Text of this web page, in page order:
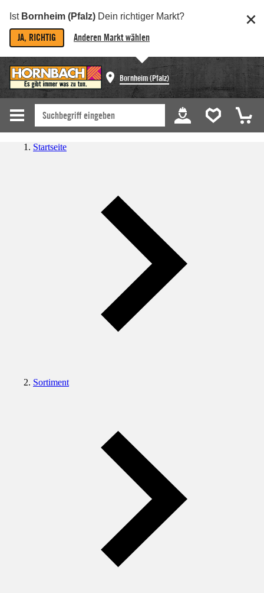
Ist Bornheim (Pfalz) Dein richtiger Markt?
JA, RICHTIG Anderen Markt wählen
Bornheim (Pfalz)
Startseite
Sortiment